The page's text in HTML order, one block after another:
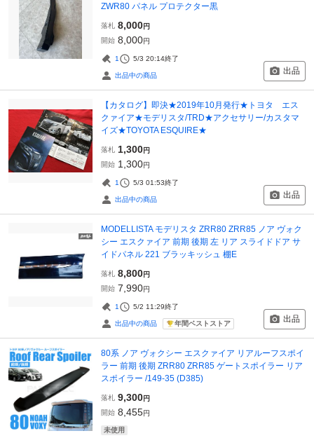
ZWR80 パネル プロテクター黒
落札 8,000円
開始 8,000円
1 5/3 20:14終了
出品中の商品 出品
【カタログ】即決★2019年10月発行★トヨタ エス
クァイア★モデリスタ/TRD★アクセサリー/カスタマ
イズ★TOYOTA ESQUIRE★
落札 1,300円
開始 1,300円
1 5/3 01:53終了
出品中の商品 出品
MODELLISTA モデリスタ ZRR80 ZRR85 ノア ヴォク
シー エスクァイア 前期 後期 左 リア スライドドア サ
イドパネル 221 ブラッキッシュ 棚E
落札 8,800円
開始 7,990円
1 5/2 11:29終了
出品中の商品 年間ベストストア 出品
80系 ノア ヴォクシー エスクァイア リアルーフスポイ
ラー 前期 後期 ZRR80 ZRR85 ゲートスポイラー リア
スポイラー /149-35 (D385)
落札 9,300円
開始 8,455円
未使用